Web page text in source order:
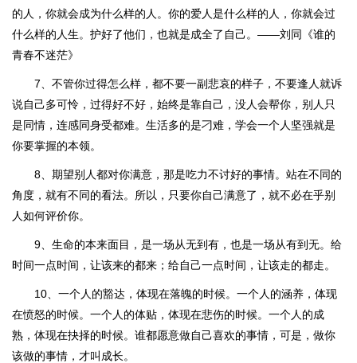
的人，你就会成为什么样的人。你的爱人是什么样的人，你就会过
什么样的人生。护好了他们，也就是成全了自己。——刘同《谁的
青春不迷茫》
7、不管你过得怎么样，都不要一副悲哀的样子，不要逢人就诉
说自己多可怜，过得好不好，始终是靠自己，没人会帮你，别人只
是同情，连感同身受都难。生活多的是刁难，学会一个人坚强就是
你要掌握的本领。
8、期望别人都对你满意，那是吃力不讨好的事情。站在不同的
角度，就有不同的看法。所以，只要你自己满意了，就不必在乎别
人如何评价你。
9、生命的本来面目，是一场从无到有，也是一场从有到无。给
时间一点时间，让该来的都来；给自己一点时间，让该走的都走。
10、一个人的豁达，体现在落魄的时候。一个人的涵养，体现
在愤怒的时候。一个人的体贴，体现在悲伤的时候。一个人的成
熟，体现在抉择的时候。谁都愿意做自己喜欢的事情，可是，做你
该做的事情，才叫成长。